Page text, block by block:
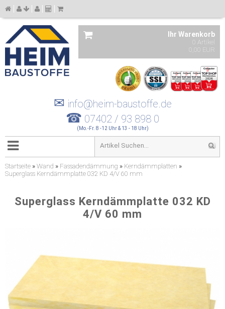
Ihr Warenkorb
0 Artikel
0,00 EUR
✉ info@heim-baustoffe.de
☎ 07402 / 93 898 0
(Mo.-Fr. 8 -12 Uhr & 13 - 18 Uhr)
Startseite » Wand » Fassadendämmung » Kerndämmplatten »
Superglass Kerndämmplatte 032 KD 4/V 60 mm
Superglass Kerndämmplatte 032 KD
4/V 60 mm